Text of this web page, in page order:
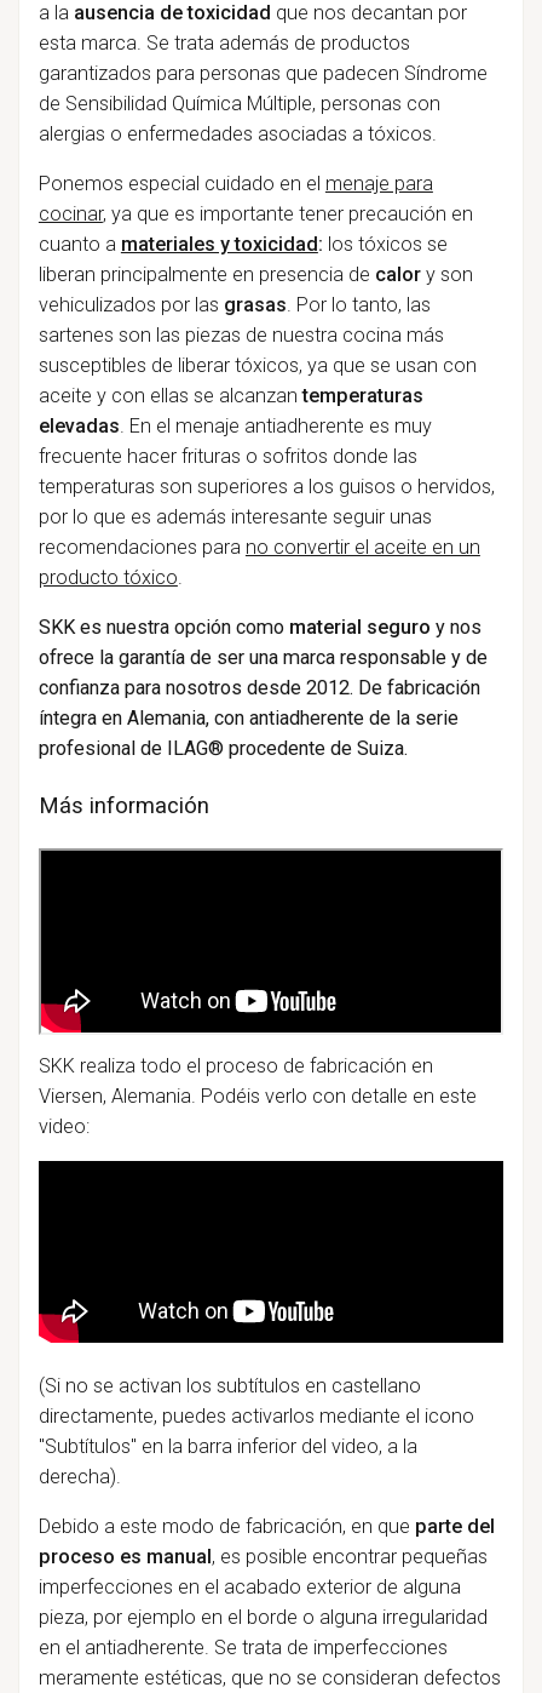
a laausencia de toxicidad que nos decantan por
esta marca. Se trata además de productos
garantizados para personas que padecen Síndrome
de Sensibilidad Química Múltiple, personas con
alergias o enfermedades asociadas a tóxicos.
Ponemos especial cuidado en el menaje para
cocinar, ya que es importante tener precaución en
cuanto a materiales y toxicidad: los tóxicos se
liberan principalmente en presencia de calory son
vehiculizados por las grasas. Por lo tanto, las
sartenes son las piezas de nuestra cocina más
susceptibles de liberar tóxicos, ya que se usan con
aceite y con ellas se alcanzantemperaturas
elevadas. En el menaje antiadherente es muy
frecuente hacer frituras o sofritos donde las
temperaturas son superiores a los guisos o hervidos,
por lo que es además interesante seguir unas
recomendaciones para no convertir el aceite en un
producto tóxico.
SKK es nuestra opción comomaterial seguro y nos
ofrece la garantía de ser una marca responsable y de
confianza para nosotros desde 2012. De fabricación
íntegra en Alemania, con antiadherente de la serie
profesional de ILAG® procedente de Suiza.
Más información
SKK realiza todo el proceso de fabricación en
Viersen, Alemania. Podéis verlo con detalle en este
video:
(Si no se activan los subtítulos en castellano
directamente, puedes activarlos mediante el icono
"Subtítulos" en la barra inferior del video, a la
derecha).
Debido a este modo de fabricación, en que parte del
proceso es manual, es posible encontrar pequeñas
imperfecciones en el acabado exterior de alguna
pieza, por ejemplo en el borde o alguna irregularidad
en el antiadherente. Se trata de imperfecciones
meramente estéticas, que no se consideran defectos